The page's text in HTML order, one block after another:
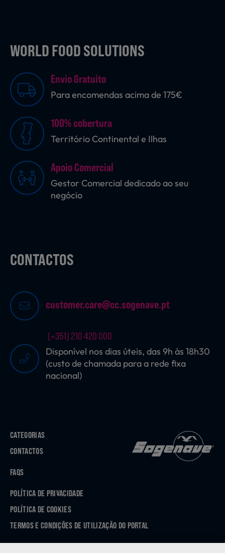
Bebidas e Garrafeira
Produtos Vegetarianos
Sobremesas
Ração para Animais
WORLD FOOD SOLUTIONS
Envio Gratuito
Para encomendas acima de 175€
100% cobertura
Território Continental e Ilhas
Apoio Comercial
Gestor Comercial dedicado ao seu
negócio
CONTACTOS
customer.care@cc.sogenave.pt
(+351) 210 420 000
Disponível nos dias úteis, das 9h às 18h30
(custo de chamada para a rede fixa
nacional)
CATEGORIAS
CONTACTOS
FAQS
POLÍTICA DE PRIVACIDADE
POLÍTICA DE COOKIES
TERMOS E CONDIÇÕES DE UTILIZAÇÃO DO PORTAL